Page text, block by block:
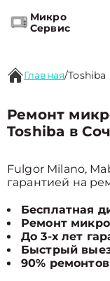
Микро
Сервис
Главная/Toshiba
Ремонт
Toshiba в
Fulgor Milano,
гарантией на
Бесплатная
Ремонт
До 3-х лет
Быстрый
90%